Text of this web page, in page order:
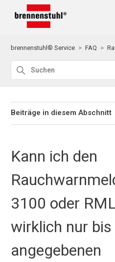
brennenstuhl® Service FAQ
Beiträge in diesem Abschnitt
Kann ich den
3100 oder
wirklich nur bis
angegebenen